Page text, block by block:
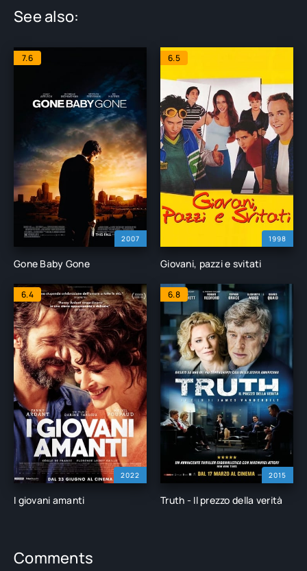
See also:
2007
7.6
Gone Baby Gone
1998
6.5
Giovani, pazzi e svitati
2022
6.4
I giovani amanti
2015
6.8
Truth - Il prezzo della verità
Comments